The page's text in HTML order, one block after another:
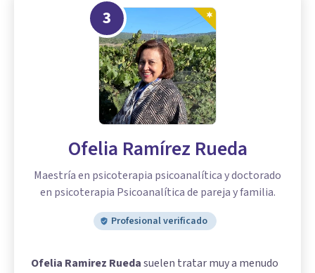
3
Ofelia Ramírez Rueda
Maestría en psicoterapia psicoanalítica y doctorado
en psicoterapia Psicoanalítica de pareja y familia.
Profesional verificado
Ofelia Ramirez Ruedasuelen tratar muy a menudo